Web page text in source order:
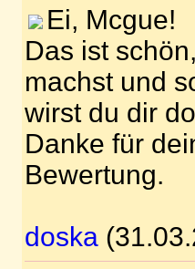
Ei, Mcgue!
Das ist
machst und
wirst du dir
Danke für
Bewertung.
doska